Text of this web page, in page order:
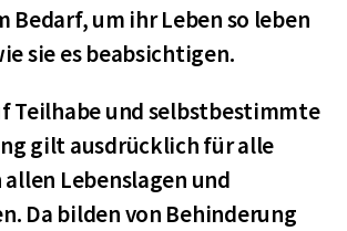
Bedarf, um ihr Leben so leben
sie es beabsichtigen.
Teilhabe und selbstbestimmte
gilt ausdrücklich für alle
allen Lebenslagen und
Da bilden von Behinderung